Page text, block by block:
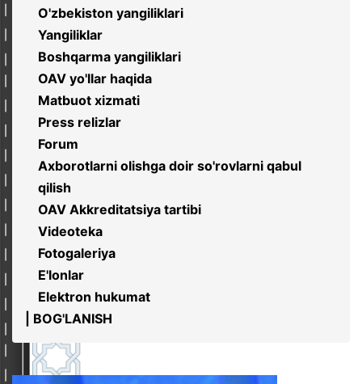
O'zbekiston yangiliklari
Yangiliklar
Boshqarma yangiliklari
OAV yo'llar haqida
Matbuot xizmati
Press relizlar
Forum
Axborotlarni olishga doir so'rovlarni qabul
qilish
OAV Akkreditatsiya tartibi
Videoteka
Fotogaleriya
E'lonlar
Elektron hukumat
| BOG'LANISH